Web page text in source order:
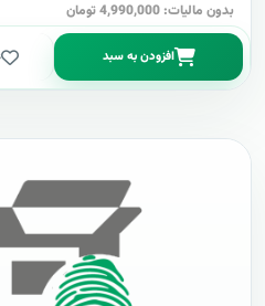
بدون مالیات: 4,990,000 تومان
افزودن به سبد